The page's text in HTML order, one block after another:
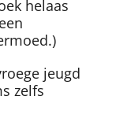
helaas
jeugd
zelfs